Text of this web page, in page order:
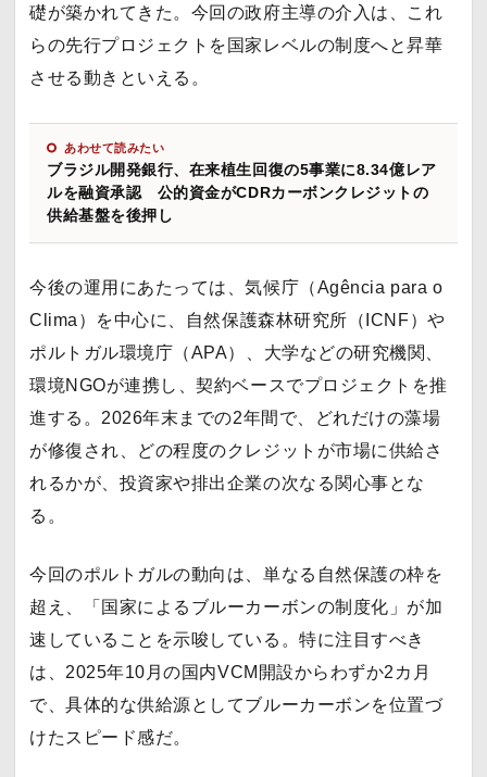
礎が築かれてきた。今回の政府主導の介入は、これ
らの先行プロジェクトを国家レベルの制度へと昇華
させる動きといえる。
あわせて読みたい
ブラジル開発銀行、在来植生回復の5事業に8.34億レア
ルを融資承認 公的資金がCDRカーボンクレジットの
供給基盤を後押し
今後の運用にあたっては、気候庁（Agência para o
Clima）を中心に、自然保護森林研究所（ICNF）や
ポルトガル環境庁（APA）、大学などの研究機関、
環境NGOが連携し、契約ベースでプロジェクトを推
進する。2026年末までの2年間で、どれだけの藻場
が修復され、どの程度のクレジットが市場に供給さ
れるかが、投資家や排出企業の次なる関心事とな
る。
今回のポルトガルの動向は、単なる自然保護の枠を
超え、「国家によるブルーカーボンの制度化」が加
速していることを示唆している。特に注目すべき
は、2025年10月の国内VCM開設からわずか2カ月
で、具体的な供給源としてブルーカーボンを位置づ
けたスピード感だ。